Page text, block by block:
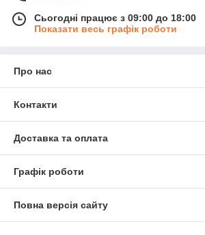
Сьогодні працює з 09:00 до 18:00
Показати весь графік роботи
Про нас
Контакти
Доставка та оплата
Графік роботи
Повна версія сайту